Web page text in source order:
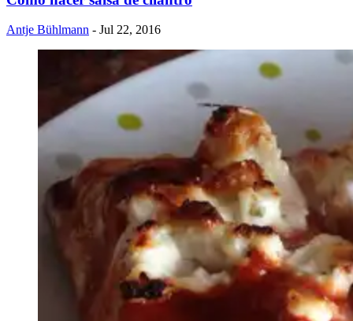
Antje Bühlmann - Jul 22, 2016